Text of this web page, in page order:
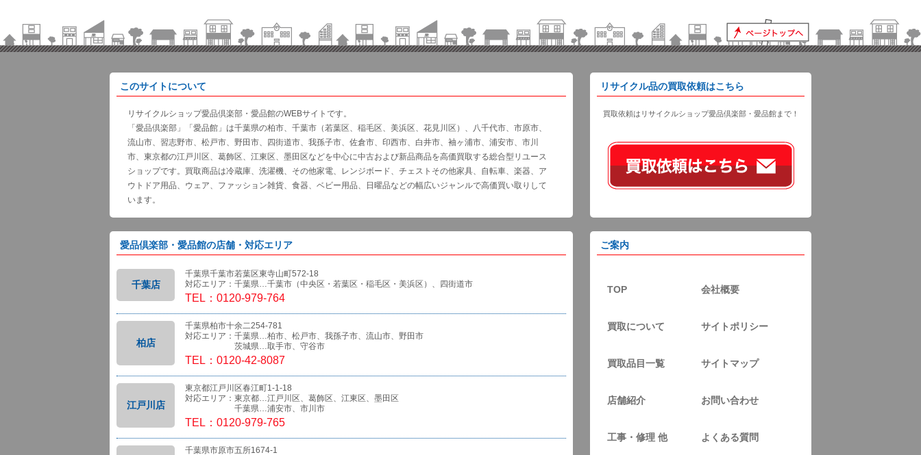
このサイトについて
リサイクルショップ愛品倶楽部・愛品館のWEBサイトです。
「愛品倶楽部」「愛品館」は千葉県の柏市、千葉市（若葉区、稲毛区、美浜区、花見川区）、八千代市、市原市、
流山市、習志野市、松戸市、野田市、四街道市、我孫子市、佐倉市、印西市、白井市、袖ヶ浦市、浦安市、市川
市、東京都の江戸川区、葛飾区、江東区、墨田区などを中心に中古および新品商品を高価買取する総合型リユース
ショップです。買取商品は冷蔵庫、洗濯機、その他家電、レンジボード、チェストその他家具、自転車、楽器、ア
ウトドア用品、ウェア、ファッション雑貨、食器、ベビー用品、日曜品などの幅広いジャンルで高価買い取りして
います。
リサイクル品の買取依頼はこちら
買取依頼はリサイクルショップ愛品倶楽部・愛品館まで！
愛品倶楽部・愛品館の店舗・対応エリア
千葉店
千葉県千葉市若葉区東寺山町572-18
対応エリア：千葉県…千葉市（中央区・若葉区・稲毛区・美浜区）、四街道市
TEL：0120-979-764
柏店
千葉県柏市十余二254-781
対応エリア：千葉県…柏市、松戸市、我孫子市、流山市、野田市
茨城県…取手市、守谷市
TEL：0120-42-8087
江戸川店
東京都江戸川区春江町1-1-18
対応エリア：東京都…江戸川区、葛飾区、江東区、墨田区
千葉県…浦安市、市川市
TEL：0120-979-765
千葉県市原市五所1674-1
ご案内
TOP 会社概要
買取について サイトポリシー
買取品目一覧 サイトマップ
店舗紹介 お問い合わせ
工事・修理 他 よくある質問